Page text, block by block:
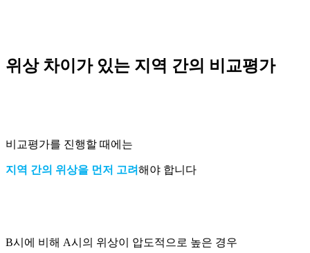
위상 차이가 있는 지역 간의 비교평가
비교평가를 진행할 때에는
지역 간의 위상을 먼저 고려해야 합니다
B시에 비해 A시의 위상이 압도적으로 높은 경우